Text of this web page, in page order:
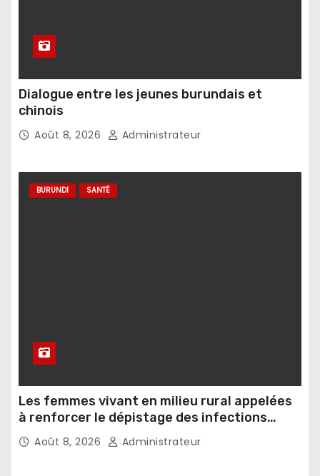
Dialogue entre les jeunes burundais et
chinois
Août 8, 2026 Administrateur
BURUNDI SANTÉ
Les femmes vivant en milieu rural appelées
à renforcer le dépistage des infections
sexuellement transmissibles
Août 8, 2026 Administrateur